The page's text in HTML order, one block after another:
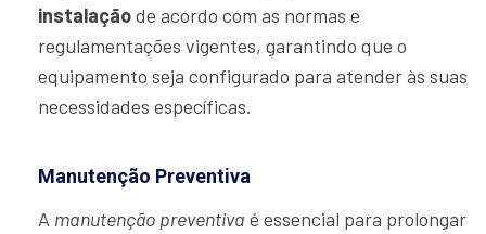
instalaçãode acordo com as normas e
regulamentações vigentes, garantindo que o
equipamento seja configurado para atender às suas
necessidades específicas.
Manutenção Preventiva
A manutenção preventiva é essencial para prolongar